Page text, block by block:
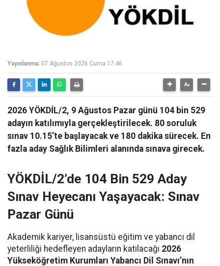
Yayınlanma: 07 Ağustos 2026 Cuma 17:46
2026 YÖKDİL/2, 9 Ağustos Pazar günü 104 bin 529
adayın katılımıyla gerçekleştirilecek. 80 soruluk
sınav 10.15’te başlayacak ve 180 dakika sürecek. En
fazla aday Sağlık Bilimleri alanında sınava girecek.
YÖKDİL/2’de 104 Bin 529 Aday
Sınav Heyecanı Yaşayacak: Sınav
Pazar Günü
Akademik kariyer, lisansüstü eğitim ve yabancı dil
yeterliliği hedefleyen adayların katılacağı 2026
Yükseköğretim Kurumları Yabancı Dil Sınavı’nın